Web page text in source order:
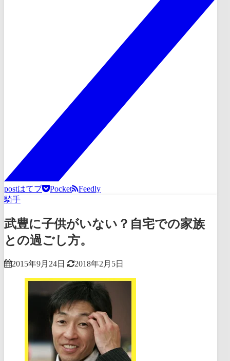
postはてブ Pocket
Feedly
騎手
武豊に子供がいない？自宅での家族
との過ごし方。
2015年9月24日 2018年2月5日